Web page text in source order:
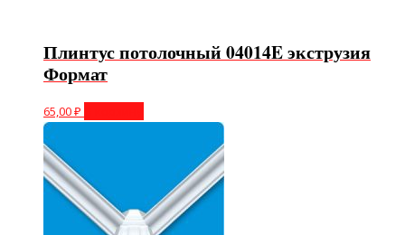
Плинтус потолочный 04014E экструзия
Формат
65,00₽